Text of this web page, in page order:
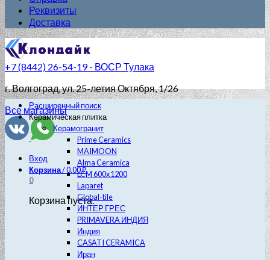
Реквизиты
Доставка
+7 (8442) 26-54-19 - ВОСР Тулака
г. Волгоград, ул. 25-летия Октября, 1/26
Все магазины
Вход
Корзина/0.00₽
0
Корзина пуста.
Расширенный поиск
Керамическая плитка
Керамогранит
Prime Ceramics
MAIMOON
Alma Ceramica
LCM 600х1200
Laparet
Global-tile
ИНТЕР ГРЕС
PRIMAVERA ИНДИЯ
Индия
CASATI CERAMICA
Иран